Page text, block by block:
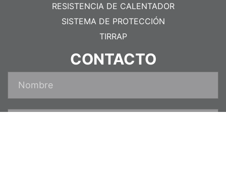
RESISTENCIA DE CALENTADOR
SISTEMA DE PROTECCIÓN
TIRRAP
CONTACTO